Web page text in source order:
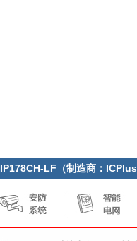
IP178CH-LF（制造商：